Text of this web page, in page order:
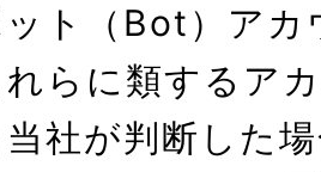
ット（Bot）ア
らに類するア
社が判断した